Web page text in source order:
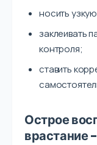
носить
заклеивать
контроля;
ставить
Острое
врастание